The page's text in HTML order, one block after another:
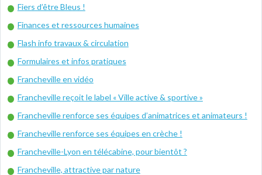
Fiers d’être Bleus !
Finances et ressources humaines
Flash info travaux & circulation
Formulaires et infos pratiques
Francheville en vidéo
Francheville reçoit le label « Ville active & sportive »
Francheville renforce ses équipes d’animatrices et animateurs !
Francheville renforce ses équipes en crèche !
Francheville-Lyon en télécabine, pour bientôt ?
Francheville, attractive par nature